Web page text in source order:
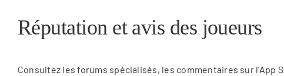
Réputation et avis des joueurs
Consultez les forums spécialisés, les commentaires sur l’App